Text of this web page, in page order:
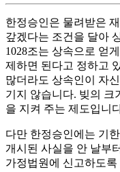
한정승인은 물려받은
갚겠다는 조건을 달아
1028조는 상속으로 얻
제하면 된다고 정하고
많더라도 상속인이 자
기지 않습니다. 빚의 크
을 지켜 주는 제도입니
다만 한정승인에는 기
개시된 사실을 안 날부
가정법원에 신고하도